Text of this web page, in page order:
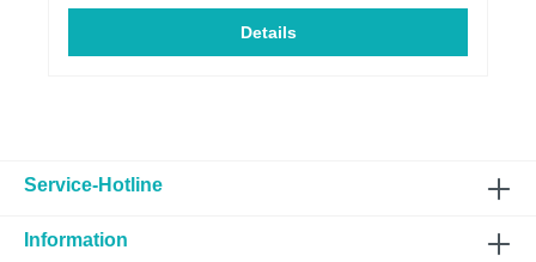
Details
Service-Hotline
Information